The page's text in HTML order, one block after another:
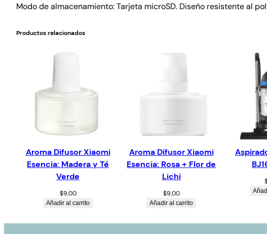
Modo de almacenamiento: Tarjeta microSD. Diseño resistente al
Productos relacionados
Aroma Difusor Xiaomi
Esencia: Madera y Té
Verde
$9,00
Añadir al carrito
Aroma Difusor Xiaomi
Esencia: Rosa + Flor de
Lichi
$9,00
Añadir al carrito